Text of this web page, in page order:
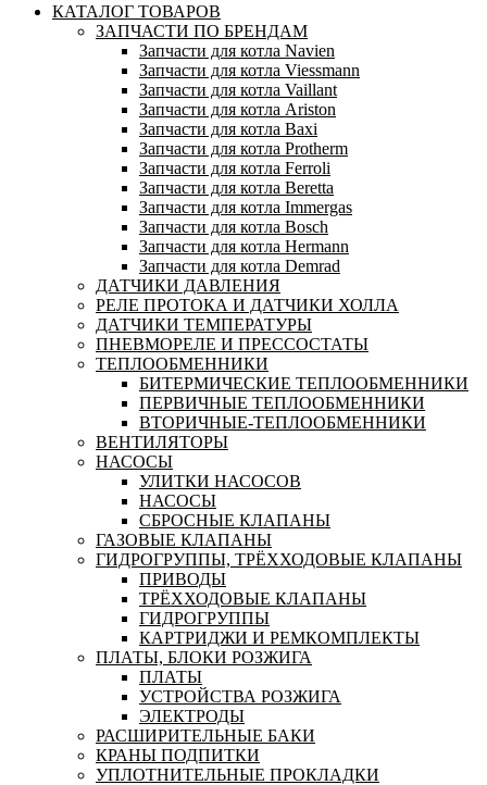
КАТАЛОГ ТОВАРОВ
ЗАПЧАСТИ ПО БРЕНДАМ
Запчасти для котла Navien
Запчасти для котла Viessmann
Запчасти для котла Vaillant
Запчасти для котла Ariston
Запчасти для котла Baxi
Запчасти для котла Protherm
Запчасти для котла Ferroli
Запчасти для котла Beretta
Запчасти для котла Immergas
Запчасти для котла Bosch
Запчасти для котла Hermann
Запчасти для котла Demrad
ДАТЧИКИ ДАВЛЕНИЯ
РЕЛЕ ПРОТОКА И ДАТЧИКИ ХОЛЛА
ДАТЧИКИ ТЕМПЕРАТУРЫ
ПНЕВМОРЕЛЕ И ПРЕССОСТАТЫ
ТЕПЛООБМЕННИКИ
БИТЕРМИЧЕСКИЕ ТЕПЛООБМЕННИКИ
ПЕРВИЧНЫЕ ТЕПЛООБМЕННИКИ
ВТОРИЧНЫЕ-ТЕПЛООБМЕННИКИ
ВЕНТИЛЯТОРЫ
НАСОСЫ
УЛИТКИ НАСОСОВ
НАСОСЫ
СБРОСНЫЕ КЛАПАНЫ
ГАЗОВЫЕ КЛАПАНЫ
ГИДРОГРУППЫ, ТРЁХХОДОВЫЕ КЛАПАНЫ
ПРИВОДЫ
ТРЁХХОДОВЫЕ КЛАПАНЫ
ГИДРОГРУППЫ
КАРТРИДЖИ И РЕМКОМПЛЕКТЫ
ПЛАТЫ, БЛОКИ РОЗЖИГА
ПЛАТЫ
УСТРОЙСТВА РОЗЖИГА
ЭЛЕКТРОДЫ
РАСШИРИТЕЛЬНЫЕ БАКИ
КРАНЫ ПОДПИТКИ
УПЛОТНИТЕЛЬНЫЕ ПРОКЛАДКИ